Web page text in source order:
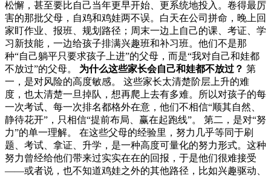
松懈，甚至要比自己当年更早开始、更系统地投入。卷得最厉
害的那批父母，自鸡和鸡娃两不误。白天在公司拼命，晚上回
家盯作业、报班、规划路径；周末一边上自己的课、考证、学
习新技能，一边给孩子排满兴趣班和补习班。他们不是那
种“自己躺平只要求孩子上进”的父母，而是“我对自己和娃都
不放过”的父母。 为什么这些家长会自己和娃都不放过？ 第
一，是对风险的高度敏感。 这些家长太清楚阶层上升的难
度，也太清楚一旦掉队，想再爬上去有多难。所以对孩子的每
一次考试、每一次排名都格外在意，他们不相信“顺其自然、
静待花开”，只相信“提前布局、赢在起跑线”。 第二，是对“努
力”的单一理解。 在这些父母的经验里，努力几乎等同于刷
题、考试、拿证、升学，是一种高度可量化的努力形式。这种
努力曾经给他们带来过实实在在的回报，于是他们很难接受
——或者说，也不知道鸡娃之外的其他路径，比如兴趣驱动、